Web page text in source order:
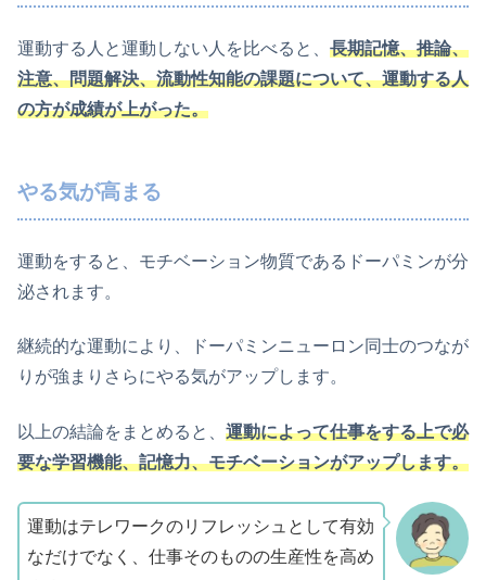
運動する人と運動しない人を比べると、 長期記憶、推論、
注意、問題解決、流動性知能の課題について、運動する人
の方が成績が上がった。
やる気が高まる
運動をすると、モチベーション物質であるドーパミンが分
泌されます。
継続的な運動により、ドーパミンニューロン同士のつなが
りが強まりさらにやる気がアップします。
以上の結論をまとめると、 運動によって仕事をする上で必
要な学習機能、記憶力、モチベーションがアップします。
運動はテレワークのリフレッシュとして有効
なだけでなく、仕事そのものの生産性を高め